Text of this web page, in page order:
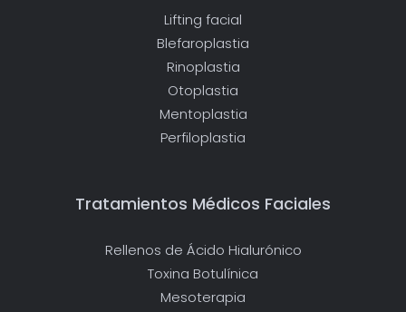
Lifting facial
Blefaroplastia
Rinoplastia
Otoplastia
Mentoplastia
Perfiloplastia
Tratamientos Médicos Faciales
Rellenos de Ácido Hialurónico
Toxina Botulínica
Mesoterapia